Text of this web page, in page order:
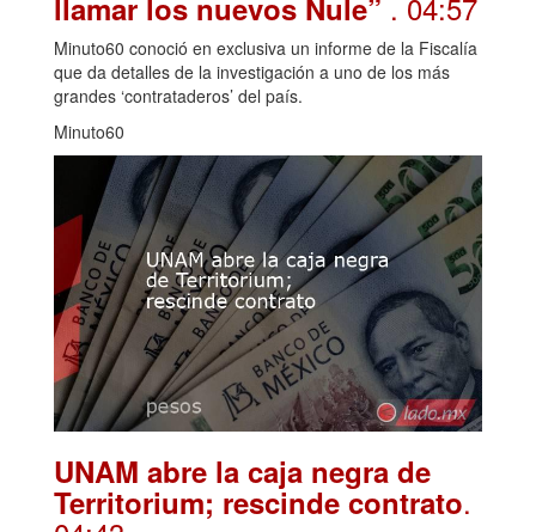
llamar los nuevos Nule”
Minuto60 conoció en exclusiva un informe de la Fiscalía
que da detalles de la investigación a uno de los más
grandes ‘contrataderos’ del país.
Minuto60
UNAM abre la caja negra de
Territorium; rescinde contrato.